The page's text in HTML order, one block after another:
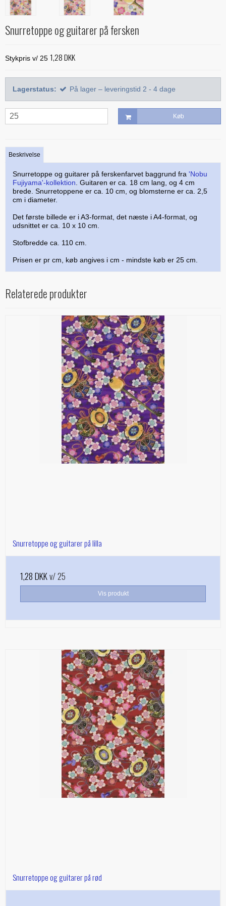
Stof efter farve
Treasure Håndquiltetråd
Glitter 'hologram'tråd
Indlægsstoffer
Polyester mellemfoer
Alle bøger
Julebøger
Modern Quilts
Paper/foundation piecing
Quiltning
Mønstre
Alle mønstre
BeColourful - Jacqueline de Jonge
Mønstre til stamps
Mønstre fra Sew Kind of Wonderful
Skabeloner og linealer
Buede former
Creative Grids
Diverse skabeloner
Linealer
Phillips Fiber Art
Studio 180 Design
Bøger om quiltning
Quiltemønstre
Fortrykte quilttoppe
Taskemønstre og -tilbehør
Taskemønstre
Lynlåse
Hardware - taskespænder
Indlægsstoffer og mellemfoer til tasker
Øvrigt tilbehør til tasker
Materialer til masker/mundbind
Kork og kunstlæder
Snurretoppe og guitarer på fersken
Stykpris v/ 25 1,28 DKK
Lagerstatus: På lager – leveringstid 2 - 4 dage
Køb
Beskrivelse
Snurretoppe og guitarer på ferskenfarvet baggrund fra 'Nobu
Fujiyama'-kollektion . Guitaren er ca. 18 cm lang, og 4 cm
brede. Snurretoppene er ca. 10 cm, og blomsterne er ca. 2,5
cm i diameter.
Det første billede er i A3-format, det næste i A4-format, og
udsnittet er ca. 10 x 10 cm.
Stofbredde ca. 110 cm.
Prisen er pr cm, køb angives i cm - mindste køb er 25 cm.
Relaterede produkter
Snurretoppe og guitarer på lilla
1,28 DKKv/ 25
Vis produkt
Snurretoppe og guitarer på rød